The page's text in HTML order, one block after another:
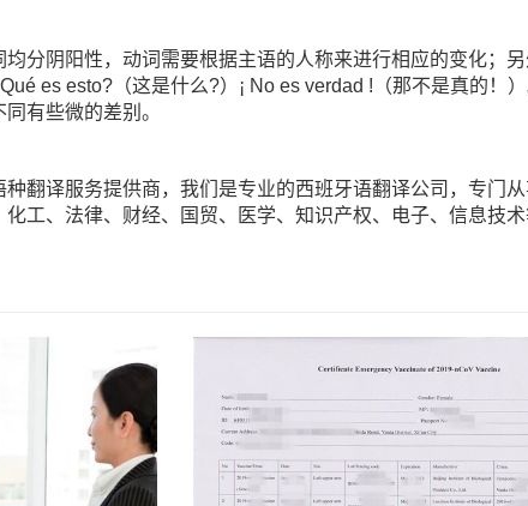
分阴阳性，动词需要根据主语的人称来进行相应的变化；
es esto?（这是什么?）¡ No es verdad !（那不是真的！
有些微的差别。
翻译服务提供商，我们是专业的西班牙语翻译公司，专门
工、法律、财经、国贸、医学、知识产权、电子、信息技